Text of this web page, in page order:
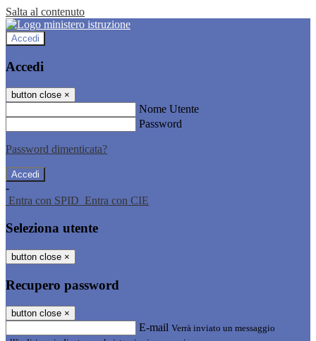
Salta al contenuto
Accedi
Accedi
button close ×
Nome Utente
Password
Password dimenticata?
-
Entra con SPID Entra con CIE
Seleziona utente
button close ×
Recupero password
button close ×
E-mail Verrà inviato un messaggio